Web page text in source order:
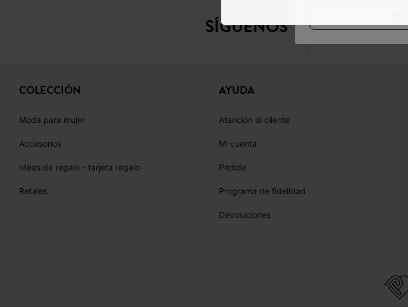
SÍGUENOS
COLECCIÓN
Moda para mujer
Accesorios
Ideas de regalo - tarjeta regalo
Retales
AYUDA
Atención al cliente
Mi cuenta
Pedido
Programa de fidelidad
Devoluciones